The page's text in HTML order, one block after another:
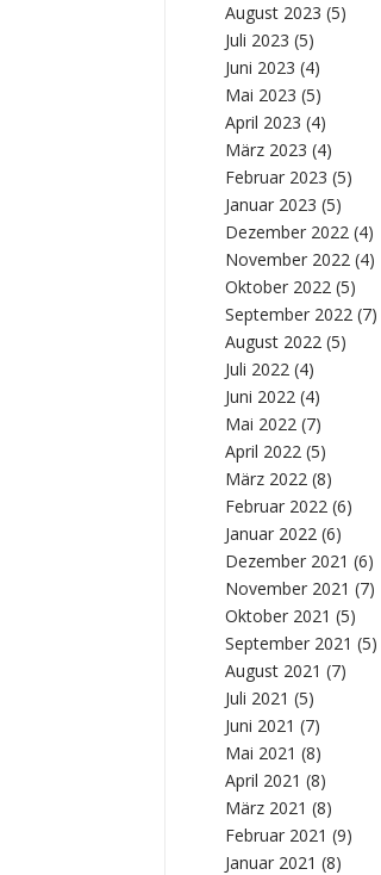
August 2023 (5)
Juli 2023 (5)
Juni 2023 (4)
Mai 2023 (5)
April 2023 (4)
März 2023 (4)
Februar 2023 (5)
Januar 2023 (5)
Dezember 2022 (4)
November 2022 (4)
Oktober 2022 (5)
September 2022 (7)
August 2022 (5)
Juli 2022 (4)
Juni 2022 (4)
Mai 2022 (7)
April 2022 (5)
März 2022 (8)
Februar 2022 (6)
Januar 2022 (6)
Dezember 2021 (6)
November 2021 (7)
Oktober 2021 (5)
September 2021 (5)
August 2021 (7)
Juli 2021 (5)
Juni 2021 (7)
Mai 2021 (8)
April 2021 (8)
März 2021 (8)
Februar 2021 (9)
Januar 2021 (8)